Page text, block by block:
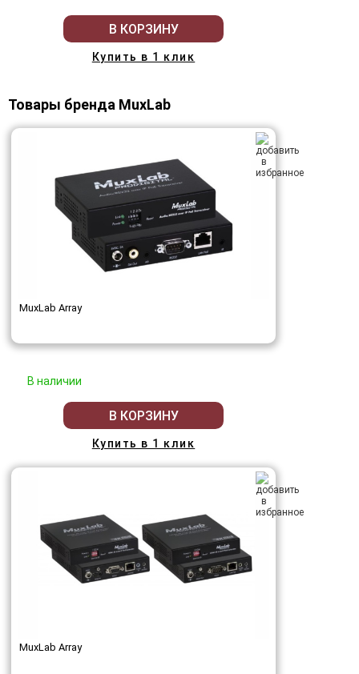
В КОРЗИНУ
Купить в 1 клик
Товары бренда MuxLab
MuxLab Array
В наличии
В КОРЗИНУ
Купить в 1 клик
MuxLab Array